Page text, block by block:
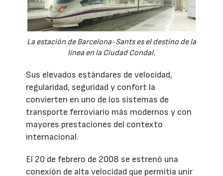
La estación de Barcelona-Sants es el destino de la
línea en la Ciudad Condal.
Sus elevados estándares de velocidad,
regularidad, seguridad y confort la
convierten en uno de los sistemas de
transporte ferroviario más modernos y con
mayores prestaciones del contexto
internacional.
El 20 de febrero de 2008 se estrenó una
conexión de alta velocidad que permitía unir